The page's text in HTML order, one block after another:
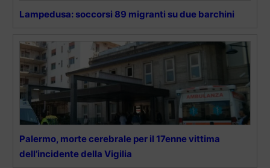
Lampedusa: soccorsi 89 migranti su due barchini
Palermo, morte cerebrale per il 17enne vittima
dell’incidente della Vigilia